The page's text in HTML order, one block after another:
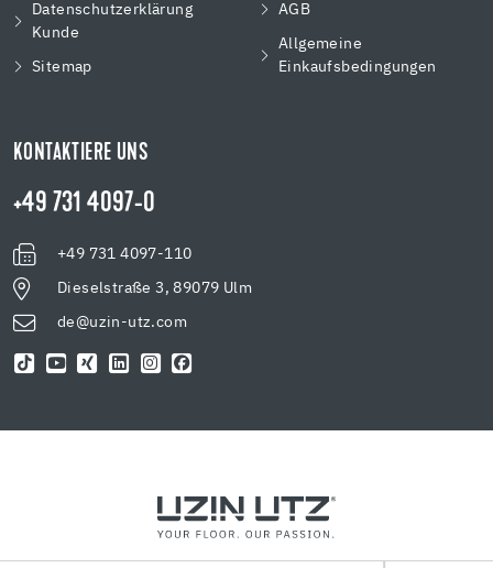
Datenschutzerklärung
Kunde
Sitemap
AGB
Allgemeine
Einkaufsbedingungen
KONTAKTIERE UNS
+49 731 4097-0
+49 731 4097-110
Dieselstraße 3, 89079 Ulm
de@uzin-utz.com